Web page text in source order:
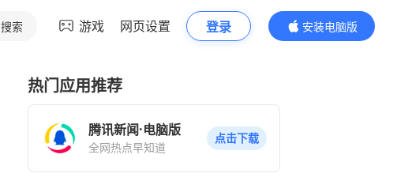
搜索 游戏 网页设置 登录
安装电脑版
内容更精彩
热门应用推荐
腾讯新闻·电脑版
全网热点早知道
点击下载